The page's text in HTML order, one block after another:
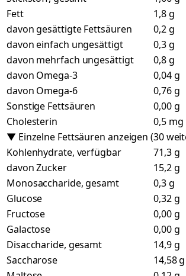
Fett
1,8 g
davon gesättigte Fettsäuren
0,2 g
davon einfach ungesättigt
0,3 g
davon mehrfach ungesättigt
0,8 g
davon Omega-3
0,04 g
davon Omega-6
0,76 g
Sonstige Fettsäuren
0,00 g
Cholesterin
0,5 mg
▼ Einzelne Fettsäuren anzeigen (30
Kohlenhydrate, verfügbar
71,3 g
davon Zucker
15,2 g
Monosaccharide, gesamt
0,3 g
Glucose
0,32 g
Fructose
0,00 g
Galactose
0,00 g
Disaccharide, gesamt
14,9 g
Saccharose
14,58 g